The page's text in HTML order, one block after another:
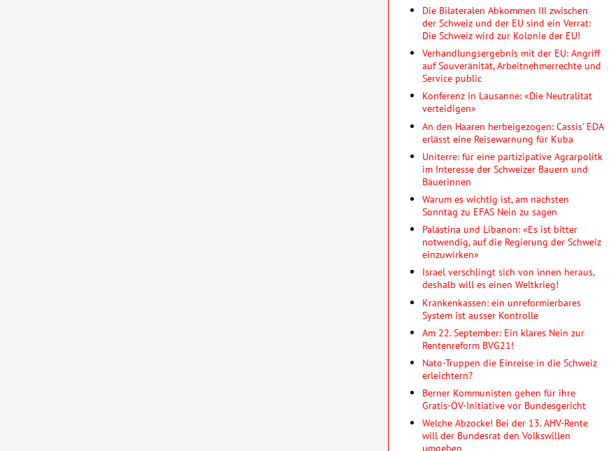
Die Bilateralen Abkommen III zwischen
der Schweiz und der EU sind ein Verrat:
Die Schweiz wird zur Kolonie der EU!
Verhandlungsergebnis mit der EU: Angriff
auf Souveränität, Arbeitnehmerrechte und
Service public
Konferenz in Lausanne: «Die Neutralität
verteidigen»
An den Haaren herbeigezogen: Cassis' EDA
erlässt eine Reisewarnung für Kuba
Uniterre: für eine partizipative Agrarpolitk
im Interesse der Schweizer Bauern und
Bäuerinnen
Warum es wichtig ist, am nächsten
Sonntag zu EFAS Nein zu sagen
Palästina und Libanon: «Es ist bitter
notwendig, auf die Regierung der Schweiz
einzuwirken»
Israel verschlingt sich von innen heraus,
deshalb will es einen Weltkrieg!
Krankenkassen: ein unreformierbares
System ist ausser Kontrolle
Am 22. September: Ein klares Nein zur
Rentenreform BVG21!
Nato-Truppen die Einreise in die Schweiz
erleichtern?
Berner Kommunisten gehen für ihre
Gratis-ÖV-Initiative vor Bundesgericht
Welche Abzocke! Bei der 13. AHV-Rente
will der Bundesrat den Volkswillen
umgehen